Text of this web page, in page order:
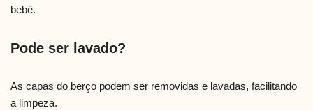
bebê.
Pode ser lavado?
As capas do berço podem ser removidas e lavadas, facilitando
a limpeza.